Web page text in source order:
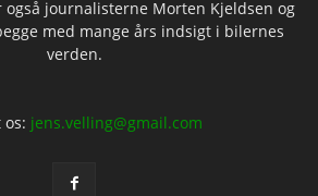
journalisterne Morten Kjeldsen og
med mange års indsigt i bilernes
verden.
os: jens.velling@gmail.com